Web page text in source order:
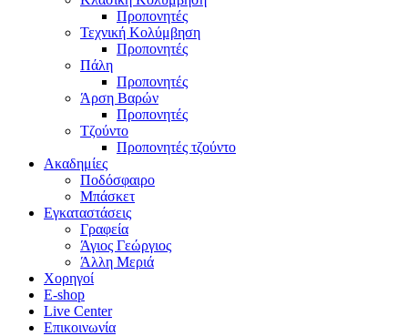
Προπονητές
Τεχνική Κολύμβηση
Προπονητές
Πάλη
Προπονητές
Άρση Βαρών
Προπονητές
Τζούντο
Προπονητές τζούντο
Ακαδημίες
Ποδόσφαιρο
Μπάσκετ
Εγκαταστάσεις
Γραφεία
Άγιος Γεώργιος
Άλλη Μεριά
Χορηγοί
E-shop
Live Center
Επικοινωνία